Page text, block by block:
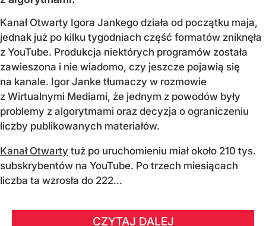
Kanał Otwarty Igora Jankego działa od początku maja,
jednak już po kilku tygodniach część formatów zniknęła
z YouTube. Produkcja niektórych programów została
zawieszona i nie wiadomo, czy jeszcze pojawią się
na kanale. Igor Janke tłumaczy w rozmowie
z Wirtualnymi Mediami, że jednym z powodów były
problemy z algorytmami oraz decyzja o ograniczeniu
liczby publikowanych materiałów.
Kanał Otwarty tuż po uruchomieniu miał około 210 tys.
subskrybentów na YouTube. Po trzech miesiącach
liczba ta wzrosła do 222...
CZYTAJ DALEJ